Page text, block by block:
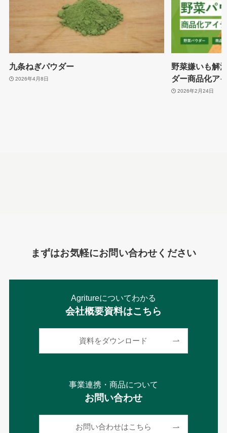
九条ねぎパウダー
2026年4月8日
野菜嫌いも解
ダー商品化ア
2026年2月24日
まずはお気軽にお問い合わせください
Agritureについてわかる
会社概要資料はこちら
資料をダウンロード
事業連携・商品について
お問い合わせ
お問い合わせはこちら